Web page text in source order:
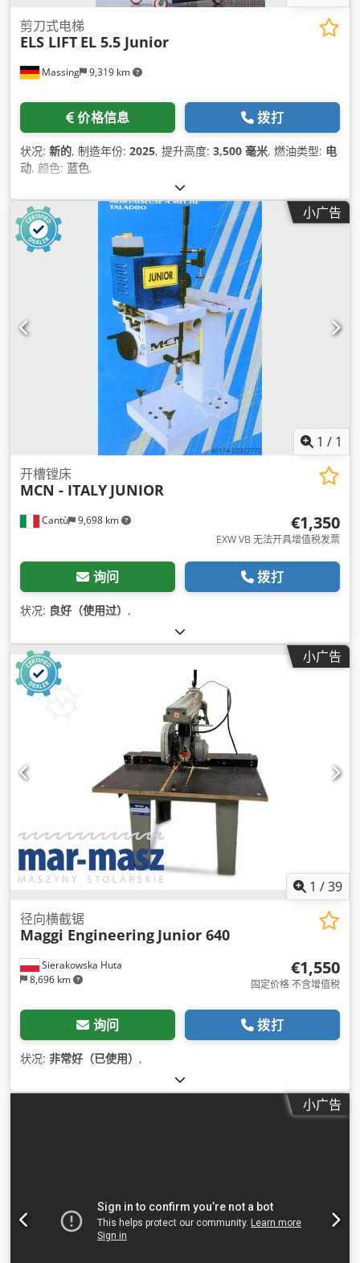
Massing 9,319 km
剪刀式电梯
ELS LIFT EL 5.5 Junior
价格信息 拨打
状况: 新的, 制造年份: 2025, 提升高度: 3,500 毫米, 燃油类型: 电
动, 颜色: 蓝色,
小广告
1 / 1
Cantù 9,698 km
开槽镗床
MCN - ITALY JUNIOR
€1,350
EXW VB 无法开具增值税发票
询问 拨打
状况: 良好（使用过） ,
小广告
1 /39
Sierakowska Huta
8,696 km
径向横截锯
Maggi Engineering Junior 640
€1,550
固定价格 不含增值税
询问 拨打
状况: 非常好（已使用） ,
小广告